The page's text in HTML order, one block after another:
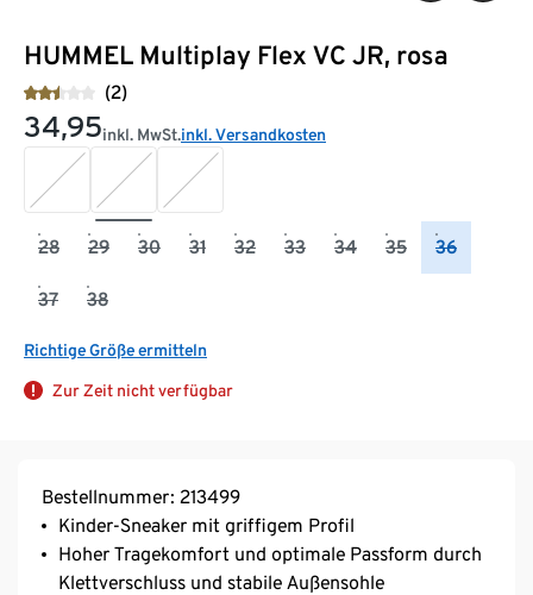
HUMMEL Multiplay Flex VC JR, rosa
(2)
34,95inkl. MwSt.inkl. Versandkosten
28 29 30 31 32 33 34 35 36
37 38
Richtige Größe ermitteln
Zur Zeit nicht verfügbar
Bestellnummer: 213499
Kinder-Sneaker mit griffigem Profil
Hoher Tragekomfort und optimale Passform durch
Klettverschluss und stabile Außensohle